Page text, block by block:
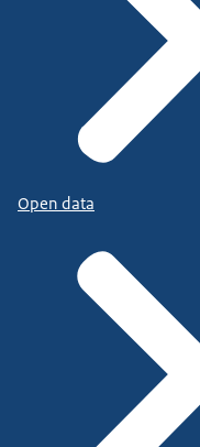
Open data